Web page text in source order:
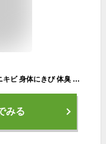
[willmatch] ボディソープ 男女兼用 【 背中ニキビ 身体にきび 体臭 加齢臭 ワキガ 防ぐ 】 高保湿 石鹸 の香り 薬用 デオドラント ボディーソープ 医薬部外品 メンズ レディース 大容量 500ml
みる